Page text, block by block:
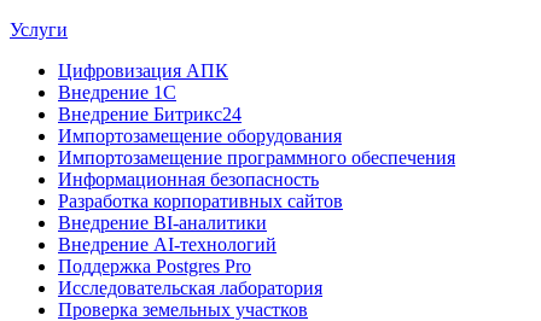
Услуги
Цифровизация АПК
Внедрение 1С
Внедрение Битрикс24
Импортозамещение оборудования
Импортозамещение программного обеспечения
Информационная безопасность
Разработка корпоративных сайтов
Внедрение BI-аналитики
Внедрение AI-технологий
Поддержка Postgres Pro
Исследовательская лаборатория
Проверка земельных участков